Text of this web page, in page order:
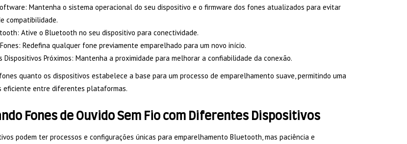
Mantenha o sistema operacional do seu dispositivo e o firmware dos fones atualizados para evitar
compatibilidade.
Ative o Bluetooth no seu dispositivo para conectividade.
Redefina qualquer fone previamente emparelhado para um novo início.
Dispositivos Próximos: Mantenha a proximidade para melhorar a confiabilidade da conexão.
quanto os dispositivos estabelece a base para um processo de emparelhamento suave, permitindo uma
eficiente entre diferentes plataformas.
Fones de Ouvido Sem Fio com Diferentes Dispositivos
podem ter processos e configurações únicas para emparelhamento Bluetooth, mas paciência e